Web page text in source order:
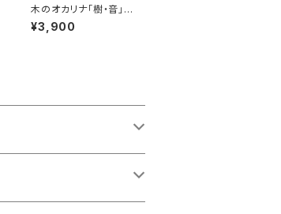
木のオカリナ「樹・音」キ
ット
¥3,900